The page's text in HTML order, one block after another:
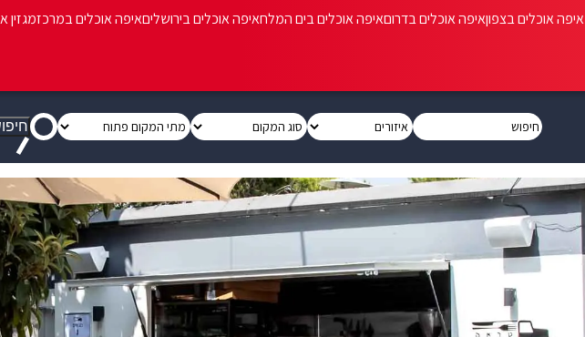
איפה אוכלים בצפוןאיפה אוכלים בדרוםאיפה אוכלים בים המלחאיפה אוכלים בירושליםאיפה אוכלים במרכזמגזין